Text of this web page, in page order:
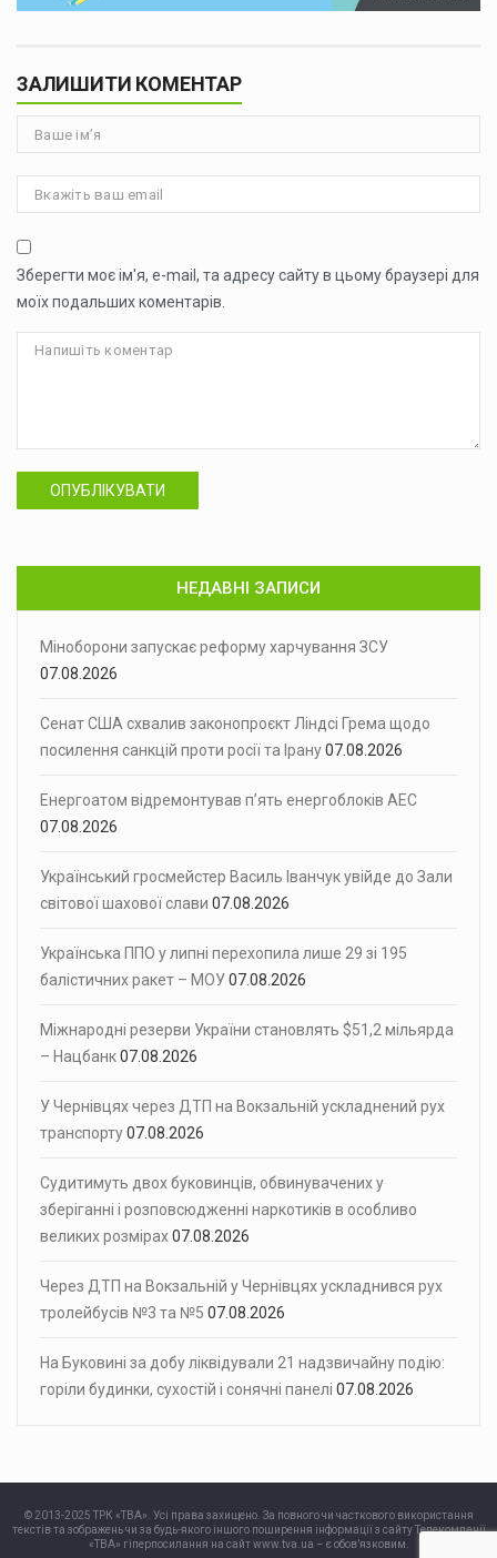
ЗАЛИШИТИ КОМЕНТАР
Зберегти моє ім'я, e-mail, та адресу сайту в цьому браузері для
моїх подальших коментарів.
ОПУБЛІКУВАТИ
НЕДАВНІ ЗАПИСИ
Міноборони запускає реформу харчування ЗСУ
07.08.2026
Сенат США схвалив законопроєкт Ліндсі Грема щодо
посилення санкцій проти росії та Ірану07.08.2026
Енергоатом відремонтував п’ять енергоблоків АЕС
07.08.2026
Український гросмейстер Василь Іванчук увійде до Зали
світової шахової слави 07.08.2026
Українська ППО у липні перехопила лише 29 зі 195
балістичних ракет – МОУ07.08.2026
Міжнародні резерви України становлять $51,2 мільярда
– Нацбанк07.08.2026
У Чернівцях через ДТП на Вокзальній ускладнений рух
транспорту07.08.2026
Судитимуть двох буковинців, обвинувачених у
зберіганні і розповсюдженні наркотиків в особливо
великих розмірах07.08.2026
Через ДТП на Вокзальній у Чернівцях ускладнився рух
тролейбусів №3 та №5 07.08.2026
На Буковині за добу ліквідували 21 надзвичайну подію:
горіли будинки, сухостій і сонячні панелі 07.08.2026
© 2013-2025 ТРК «ТВА». Усі права захищено. За повного чи часткового використання
текстів та зображень чи за будь-якого іншого поширення інформації з сайту Телекомпанії
«ТВА» гіперпосилання на сайт www.tva.ua – є обов’язковим.